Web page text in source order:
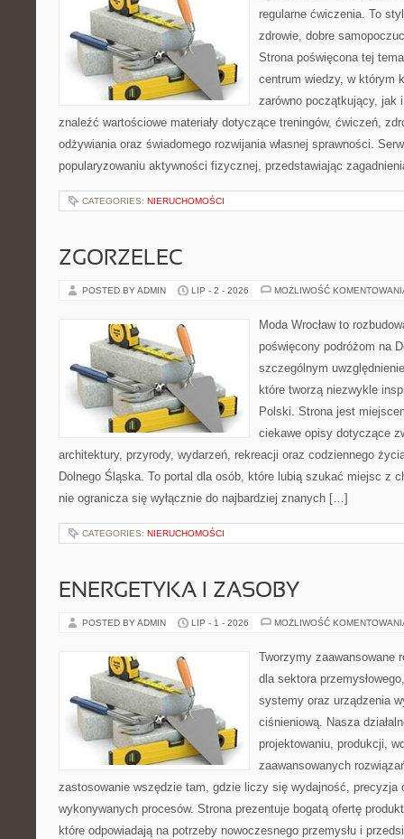
regularne ćwiczenia. To
zdrowie, dobre
Strona poświęcona tej
centrum wiedzy, w którym
zarówno początkujący, jak
znaleźć wartościowe materiały dotyczące treningów, ćwiczeń,
odżywiania oraz świadomego rozwijania własnej sprawności.
popularyzowaniu aktywności fizycznej, przedstawiając
CATEGORIES: NIERUCHOMOŚCI
ZGORZELEC
POSTED BY ADMIN LIP - 2 - 2026 MOŻLIWOŚĆ
Moda Wrocław to
poświęcony podróżom na
szczególnym
które tworzą niezwykle
Polski. Strona jest
ciekawe opisy dotyczące
architektury, przyrody, wydarzeń, rekreacji oraz codziennego
Dolnego Śląska. To portal dla osób, które lubią szukać miejsc z
nie ogranicza się wyłącznie do najbardziej znanych […]
CATEGORIES: NIERUCHOMOŚCI
ENERGETYKA I ZASOBY
POSTED BY ADMIN LIP - 1 - 2026 MOŻLIWOŚĆ
Tworzymy zaawansowane
dla sektora
systemy oraz urządzenia
ciśnieniową. Nasza
projektowaniu, produkcji,
zaawansowanych
zastosowanie wszędzie tam, gdzie liczy się wydajność, precyzja
wykonywanych procesów. Strona prezentuje bogatą ofertę
które odpowiadają na potrzeby nowoczesnego przemysłu i